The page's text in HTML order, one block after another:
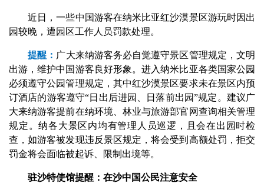
近日，一些中国游客在纳米比亚红沙漠景区游玩时因出
园较晚，遭园区工作人员罚款处理。
提醒： 广大来纳游客务必自觉遵守景区管理规定，文明
出游，维护中国游客良好形象。进入纳米比亚各类国家公园
必须遵守公园管理规定，其中红沙漠景区要求未在景区内预
订酒店的游客遵守“日出后进园、日落前出园”规定。建议广
大来纳游客提前在纳环境、林业与旅游部官网查询相关管理
规定。纳各大景区内均有管理人员巡逻，且会在出园时检
查，如游客被发现违反景区规定，将会受到高额处罚，拒交
罚金将会面临被起诉、限制出境等。
驻沙特使馆提醒：在沙中国公民注意安全